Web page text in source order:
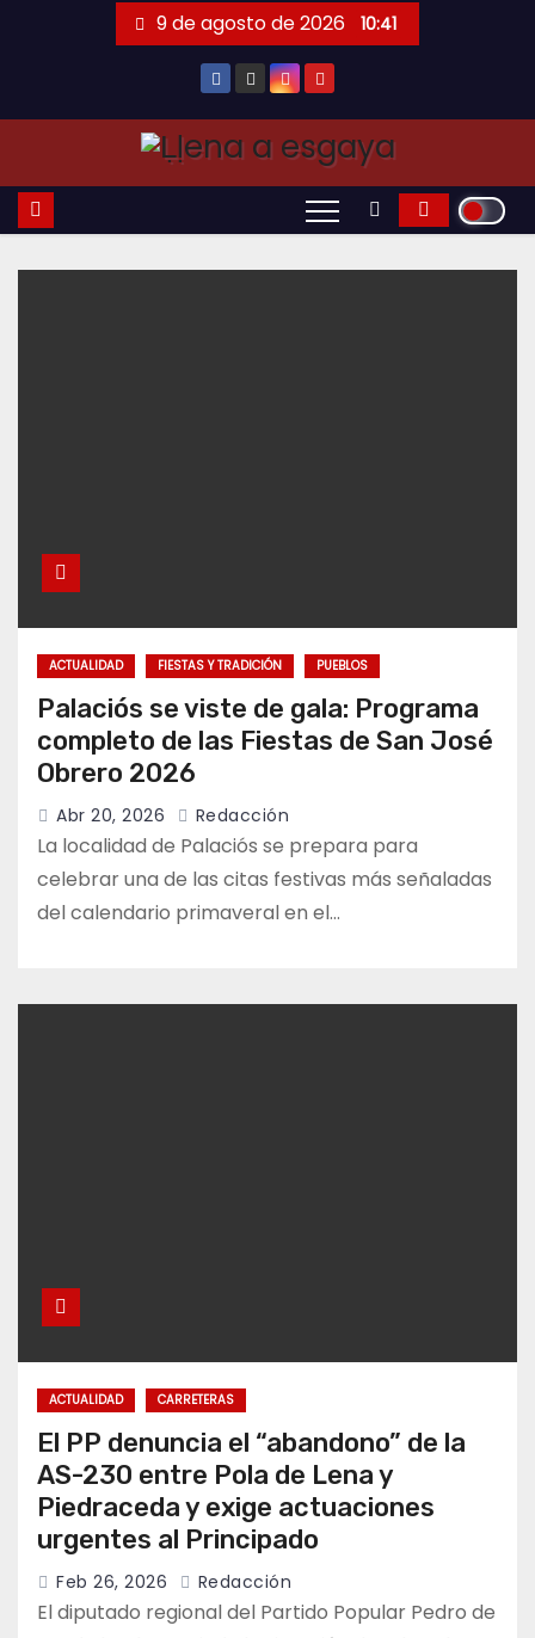
9 de agosto de 2026 10:41
ACTUALIDAD FIESTAS Y TRADICIÓN PUEBLOS
Palaciós se viste de gala: Programa
completo de las Fiestas de San José
Obrero 2026
Abr 20, 2026 Redacción
La localidad de Palaciós se prepara para
celebrar una de las citas festivas más señaladas
del calendario primaveral en el…
ACTUALIDAD CARRETERAS
El PP denuncia el “abandono” de la
AS-230 entre Pola de Lena y
Piedraceda y exige actuaciones
urgentes al Principado
Feb 26, 2026 Redacción
El diputado regional del Partido Popular Pedro de